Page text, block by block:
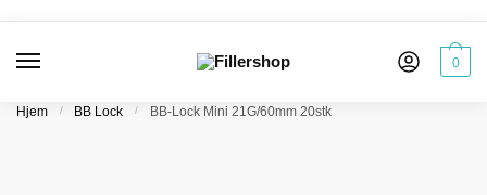
navigation
content
0
Hjem / BB Lock / BB-Lock Mini 21G/60mm 20stk